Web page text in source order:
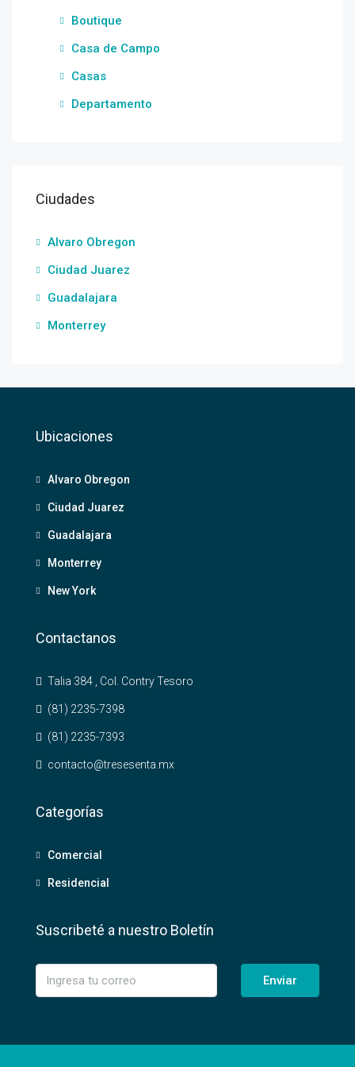
Boutique
Casa de Campo
Casas
Departamento
Ciudades
Alvaro Obregon
Ciudad Juarez
Guadalajara
Monterrey
Ubicaciones
Alvaro Obregon
Ciudad Juarez
Guadalajara
Monterrey
New York
Contactanos
Talia 384 , Col. Contry Tesoro
(81) 2235-7398
(81) 2235-7393
contacto@tresesenta.mx
Categorías
Comercial
Residencial
Suscribeté a nuestro Boletín
Enviar